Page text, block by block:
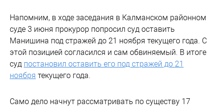
Напомним, в ходе заседания в Калманском районном
суде 3 июня прокурор попросил суд оставить
Манишина под стражей до 21 ноября текущего года. С
этой позицией согласился и сам обвиняемый. В итоге
суд постановил оставить его под стражей до 21
ноября текущего года.
Само дело начнут рассматривать по существу 17